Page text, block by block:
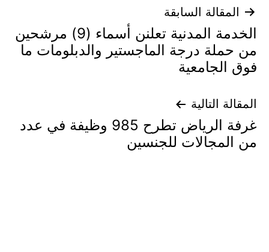
تصفّح
المقالات
المقالة السابقة
الخدمة المدنية تعلنن أسماء (9) مرشحين
من حملة درجة الماجستير والدبلومات ما
فوق الجامعية
المقالة التالية
غرفة الرياض تطرح 985 وظيفة في عدد
من المجالات للجنسين